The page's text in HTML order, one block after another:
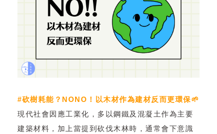
#砍樹耗能？NONO！以木材作為建材反而更環保🌱
現代社會因應工業化，多以鋼鐵及混凝土作為主要
建築材料，加上當提到砍伐木林時，通常會下意識